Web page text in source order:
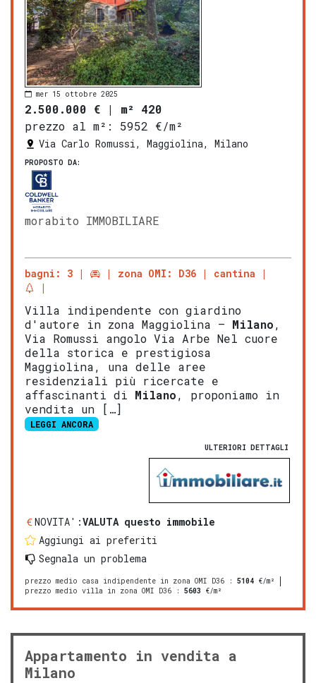
mer 15 ottobre 2025
2.500.000 € | m² 420
prezzo al m²:
5952 €/m²
Via Carlo Romussi, Maggiolina, Milano
PROPOSTO DA:
morabito IMMOBILIARE
bagni: 3 zona OMI: D36 cantina
Villa indipendente con giardino
d'autore in zona Maggiolina – Milano,
Via Romussi angolo Via Arbe Nel cuore
della storica e prestigiosa
Maggiolina, una delle aree
residenziali più ricercate e
affascinanti di Milano, proponiamo in
vendita un […]
LEGGI ANCORA
ULTERIORI DETTAGLI
NOVITA':VALUTA questo immobile
Aggiungi ai preferiti
Segnala un problema
prezzo medio casa indipendente in zona OMI D36 : 5104 €/m²
prezzo medio villa in zona OMI D36 : 5603 €/m²
Appartamento in vendita a
Milano